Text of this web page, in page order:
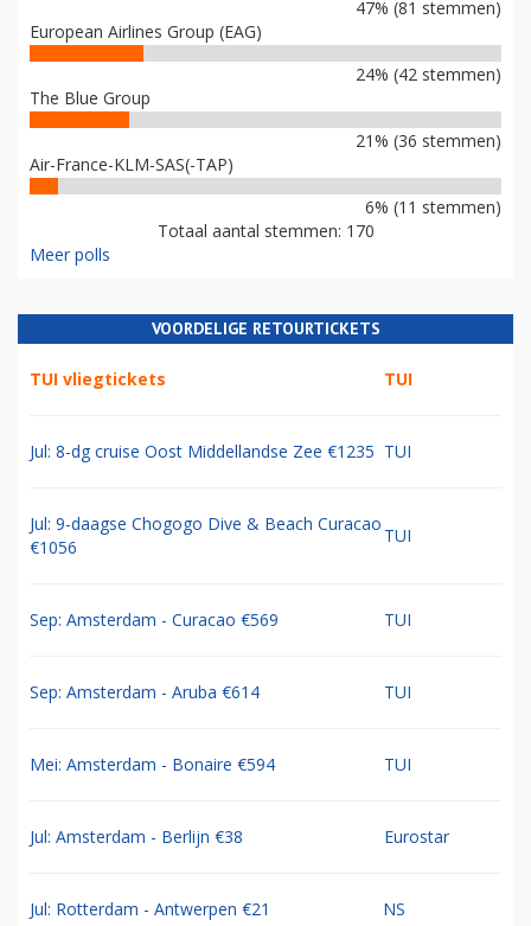
47% (81 stemmen)
European Airlines Group (EAG)
24% (42 stemmen)
The Blue Group
21% (36 stemmen)
Air-France-KLM-SAS(-TAP)
6% (11 stemmen)
Totaal aantal stemmen: 170
Meer polls
VOORDELIGE RETOURTICKETS
TUI vliegtickets TUI
Jul: 8-dg cruise Oost Middellandse Zee €1235 TUI
Jul: 9-daagse Chogogo Dive & Beach Curacao
€1056
TUI
Sep: Amsterdam - Curacao €569 TUI
Sep: Amsterdam - Aruba €614 TUI
Mei: Amsterdam - Bonaire €594 TUI
Jul: Amsterdam - Berlijn €38 Eurostar
Jul: Rotterdam - Antwerpen €21 NS